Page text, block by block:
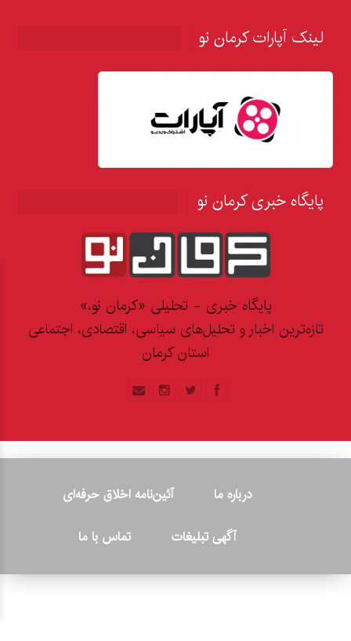
لینک آپارات کرمان نو
پایگاه خبری کرمان نو
پایگاه خبری - تحلیلی «کرمان نو،»
تازه‌ترین اخبار و تحلیل‌های سیاسی، اقتصادی، اجتماعی
استان کرمان
درباره ما
آئین‌نامه اخلاق حرفه‌ای
آگهی تبلیغات
تماس با ما